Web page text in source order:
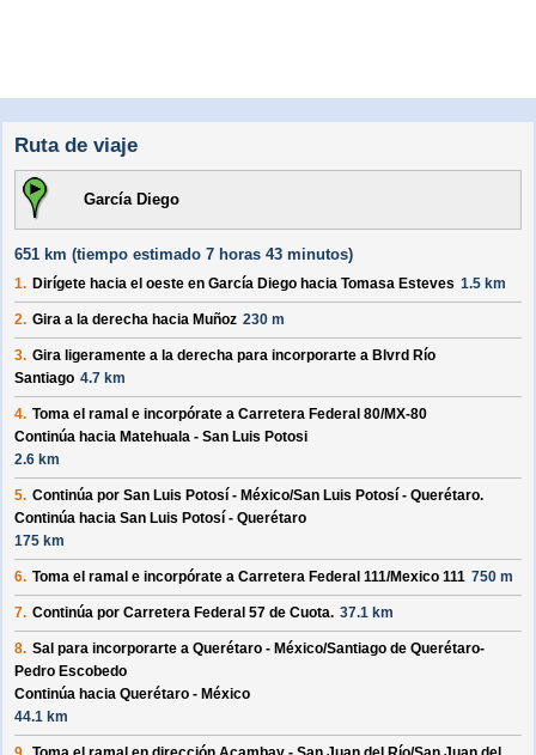
Ruta de viaje
García Diego
651 km (tiempo estimado 7 horas 43 minutos)
1. Dirígete hacia el oeste en García Diego hacia Tomasa Esteves 1.5 km
2. Gira a la derecha hacia Muñoz 230 m
3. Gira ligeramente a la derecha para incorporarte a Blvrd Río
Santiago 4.7 km
4. Toma el ramal e incorpórate a Carretera Federal 80/MX-80
Continúa hacia Matehuala - San Luis Potosi
2.6 km
5. Continúa por San Luis Potosí - México/San Luis Potosí - Querétaro.
Continúa hacia San Luis Potosí - Querétaro
175 km
6. Toma el ramal e incorpórate a Carretera Federal 111/Mexico 111 750 m
7. Continúa por Carretera Federal 57 de Cuota. 37.1 km
8. Sal para incorporarte a Querétaro - México/Santiago de Querétaro-
Pedro Escobedo
Continúa hacia Querétaro - México
44.1 km